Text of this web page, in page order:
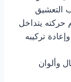
التعشيق
حركته يتداخل
تركيبه
وألوان